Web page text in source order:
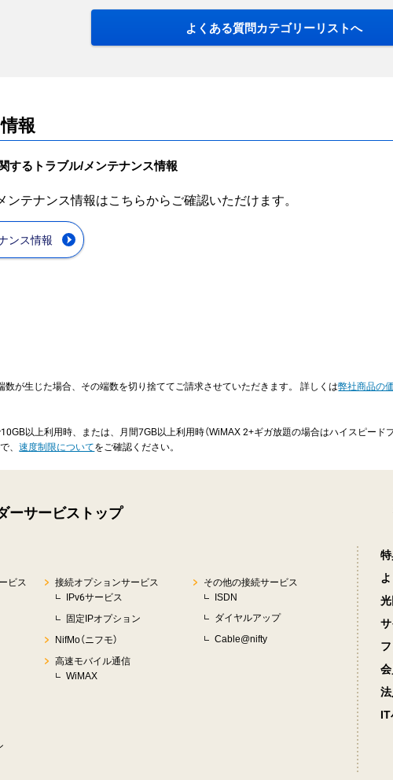
よくある質問カテゴリーリストへ
報
するトラブル/メンテナンス情報
テナンス情報はこちらからご確認いただけます。
ンス情報
数が生じた場合、その端数を切り捨ててご請求させていただきます。 詳しくは弊社商品の
以上利用時、または、月間7GB以上利用時（WiMAX 2+ギガ放題の場合はハイスピード
、速度制限についてをご確認ください。
ーサービストップ
ビス
接続オプションサービス
IPv6サービス
固定IPオプション
NifMo（ニフモ）
高速モバイル通信
WiMAX
その他の接続サービス
ISDN
ダイヤルアップ
Cable@nifty